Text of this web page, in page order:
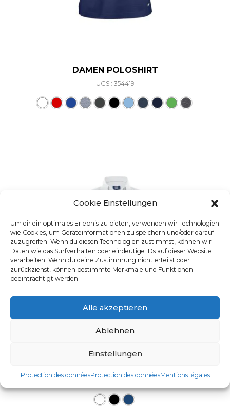
Cookie Einstellungen
Um dir ein optimales Erlebnis zu bieten, verwenden wir Technologien
wie Cookies, um Geräteinformationen zu speichern und/oder darauf
zuzugreifen. Wenn du diesen Technologien zustimmst, können wir
Daten wie das Surfverhalten oder eindeutige IDs auf dieser Website
verarbeiten. Wenn du deine Zustimmung nicht erteilst oder
zurückziehst, können bestimmte Merkmale und Funktionen
beeinträchtigt werden.
Alle akzeptieren
Ablehnen
Einstellungen
Protection des donnéesProtection des donnéesMentions légales
DAMEN POLOSHIRT
UGS : 354419
UGS : 352407
Ce produit a plusieurs